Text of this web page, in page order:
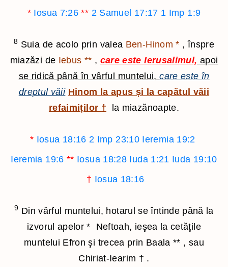
* Iosua 7:26 ** 2 Samuel 17:17 1 Imp 1:9
8 Suia de acolo prin valea Ben-Hinom* , înspre
miazăzi de Iebus ** , care este Ierusalimul, apoi
se ridică până în vârful muntelui,care este în
dreptul văii Hinom la apus și la capătul văii
refaimiților † la miazănoapte.
* Iosua 18:16 2 Imp 23:10 Ieremia 19:2
Ieremia 19:6 ** Iosua 18:28 Iuda 1:21 Iuda 19:10
† Iosua 18:16
9 Din vârful muntelui, hotarul se întinde până la
izvorul apelor* Neftoah, ieşea la cetăţile
muntelui Efron şi trecea prin Baala** , sau
Chiriat-Iearim † .